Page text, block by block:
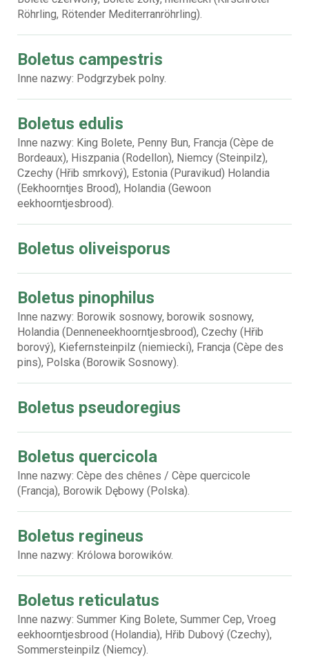
Röhrling, Rötender Mediterranröhrling).
Boletus campestris
Inne nazwy: Podgrzybek polny.
Boletus edulis
Inne nazwy: King Bolete, Penny Bun, Francja (Cèpe de
Bordeaux), Hiszpania (Rodellon), Niemcy (Steinpilz),
Czechy (Hřib smrkový), Estonia (Puravikud) Holandia
(Eekhoorntjes Brood), Holandia (Gewoon
eekhoorntjesbrood).
Boletus oliveisporus
Boletus pinophilus
Inne nazwy: Borowik sosnowy, borowik sosnowy,
Holandia (Denneneekhoorntjesbrood), Czechy (Hřib
borový), Kiefernsteinpilz (niemiecki), Francja (Cèpe des
pins), Polska (Borowik Sosnowy).
Boletus pseudoregius
Boletus quercicola
Inne nazwy: Cèpe des chênes / Cèpe quercicole
(Francja), Borowik Dębowy (Polska).
Boletus regineus
Inne nazwy: Królowa borowików.
Boletus reticulatus
Inne nazwy: Summer King Bolete, Summer Cep, Vroeg
eekhoorntjesbrood (Holandia), Hřib Dubový (Czechy),
Sommersteinpilz (Niemcy).